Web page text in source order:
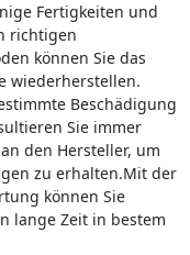
Fertigkeiten und
richtigen
können Sie das
wiederherstellen.
Beschädigung
Sie immer
den Hersteller, um
zu erhalten.Mit der
können Sie
lange Zeit in bestem